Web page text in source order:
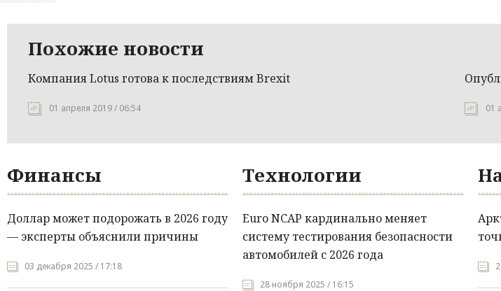
Похожие новости
Компания Lotus готова к последствиям Brexit
01 апреля 2019 / 06:54 01
Финансы
Доллар может подорожать в 2026 году
— эксперты объяснили причины
03 декабря 2025 / 17:18
Технологии
Euro NCAP кардинально меняет
систему тестирования безопасности
автомобилей с 2026 года
28 ноября 2025 / 16:15